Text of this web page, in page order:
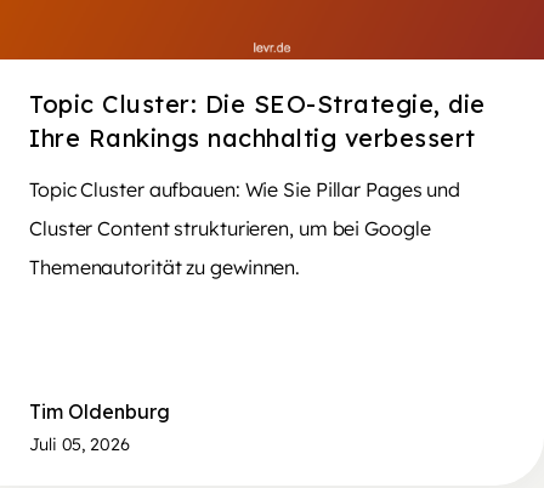
Topic Cluster: Die SEO-Strategie, die
Ihre Rankings nachhaltig verbessert
Topic Cluster aufbauen: Wie Sie Pillar Pages und
Cluster Content strukturieren, um bei Google
Themenautorität zu gewinnen.
Tim Oldenburg
Juli 05, 2026